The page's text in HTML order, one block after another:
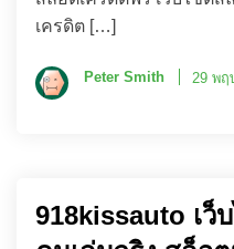
เครดิต […]
Peter Smith 29 พฤ
918kissauto เว็